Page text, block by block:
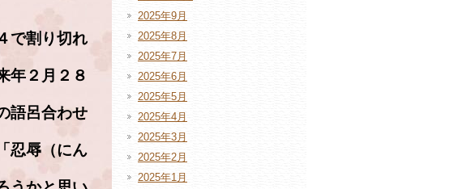
で割り切れ
年２月２８
語呂合わせ
忍辱（にん
2025年9月
2025年8月
2025年7月
2025年6月
2025年5月
2025年4月
2025年3月
2025年2月
2025年1月